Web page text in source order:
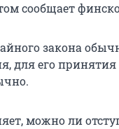
сообщает
закона
для его принятия
можно ли